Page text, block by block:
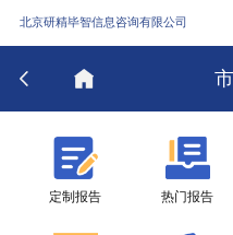
北京研精毕智信息咨询有限公司
定制报告 热门报告